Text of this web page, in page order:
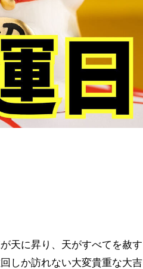
天に昇り、天がすべてを赦す
しか訪れない大変貴重な大吉